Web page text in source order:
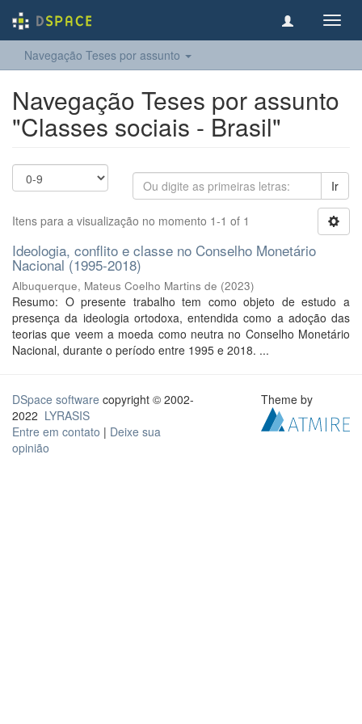
Navegação Teses por assunto
Navegação Teses por assunto
"Classes sociais - Brasil"
Ir
Itens para a visualização no momento 1-1 of 1
Ideologia, conflito e classe no Conselho Monetário
Nacional (1995-2018)
Albuquerque, Mateus Coelho Martins de (2023)
Resumo: O presente trabalho tem como objeto de estudo a
presença da ideologia ortodoxa, entendida como a adoção das
teorias que veem a moeda como neutra no Conselho Monetário
Nacional, durante o período entre 1995 e 2018. ...
DSpace software copyright © 2002-
2022 LYRASIS
Entre em contato | Deixe sua
opinião
Theme by